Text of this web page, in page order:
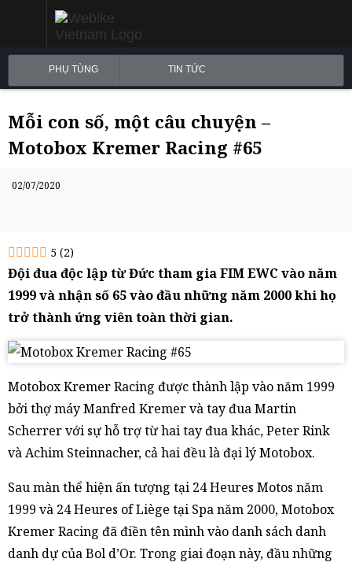
PHỤ TÙNG TIN TỨC
Mỗi con số, một câu chuyện –
Motobox Kremer Racing #65
02/07/2020
5 (2)
Đội đua độc lập từ Đức tham gia FIM EWC vào năm
1999 và nhận số 65 vào đầu những năm 2000 khi họ
trở thành ứng viên toàn thời gian.
Motobox Kremer Racing được thành lập vào năm 1999
bởi thợ máy Manfred Kremer và tay đua Martin
Scherrer với sự hỗ trợ từ hai tay đua khác, Peter Rink
và Achim Steinnacher, cả hai đều là đại lý Motobox.
Sau màn thể hiện ấn tượng tại 24 Heures Motos năm
1999 và 24 Heures of Liège tại Spa năm 2000, Motobox
Kremer Racing đã điền tên mình vào danh sách danh
danh dự của Bol d’Or. Trong giai đoạn này, đầu những